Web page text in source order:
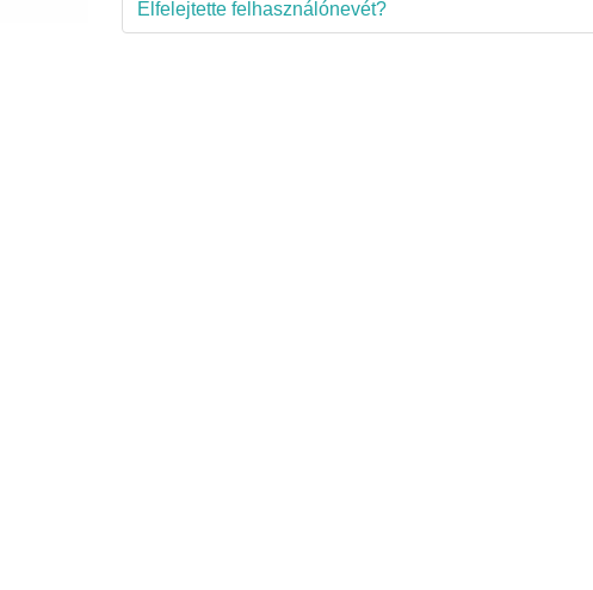
Elfelejtette felhasználónevét?